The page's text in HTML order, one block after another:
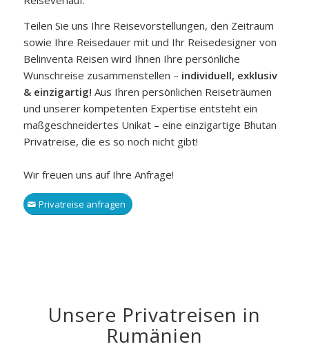
Teilen Sie uns Ihre Reisevorstellungen, den Zeitraum
sowie Ihre Reisedauer mit und Ihr Reisedesigner von
Belinventa Reisen wird Ihnen Ihre persönliche
Wunschreise zusammenstellen – individuell, exklusiv
& einzigartig! Aus Ihren persönlichen Reiseträumen
und unserer kompetenten Expertise entsteht ein
maßgeschneidertes Unikat – eine einzigartige Bhutan
Privatreise, die es so noch nicht gibt!
Wir freuen uns auf Ihre Anfrage!
Privatreise anfragen
Unsere Privatreisen in
Rumänien